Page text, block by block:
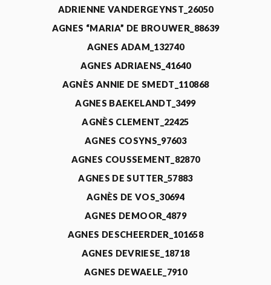
ADRIENNE VANDERGEYNST_26050
AGNES “MARIA” DE BROUWER_88639
AGNES ADAM_132740
AGNES ADRIAENS_41640
AGNÈS ANNIE DE SMEDT_110868
AGNES BAEKELANDT_3499
AGNÈS CLEMENT_22425
AGNES COSYNS_97603
AGNES COUSSEMENT_82870
AGNES DE SUTTER_57883
AGNÈS DE VOS_30694
AGNES DEMOOR_4879
AGNES DESCHEERDER_101658
AGNES DEVRIESE_18718
AGNES DEWAELE_7910